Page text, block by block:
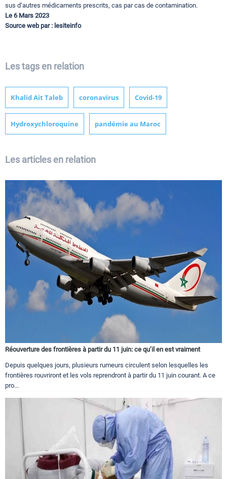
sus d’autres médicaments prescrits, cas par cas de contamination.
Le 6 Mars 2023
Source web par : lesiteinfo
Les tags en relation
Khalid Ait Taleb coronavirus Covid-19
Hydroxychloroquine pandémie au Maroc
Les articles en relation
Réouverture des frontières à partir du 11 juin: ce qu’il en est vraiment
Depuis quelques jours, plusieurs rumeurs circulent selon lesquelles les
frontières rouvriront et les vols reprendront à partir du 11 juin courant. A ce
pro...